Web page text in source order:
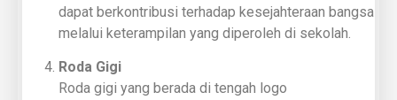
dapat berkontribusi terhadap kesejahteraan bangsa
melalui keterampilan yang diperoleh di sekolah.
Roda Gigi
Roda gigi yang berada di tengah logo